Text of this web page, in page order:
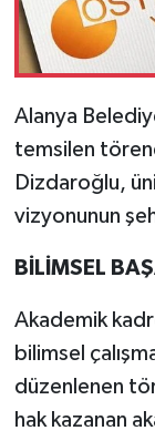
Alanya
temsilen törene
Dizdaroğlu,
vizyonunun
BİLİMSEL
Akademik
bilimsel
düzenlenen
hak kazanan